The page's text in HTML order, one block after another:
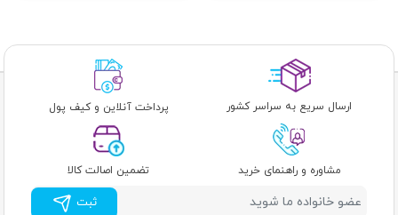
ارسال سریع به سراسر کشور پرداخت آنلاین و کیف پول
مشاوره و راهنمای خرید تضمین اصالت کالا
ثبت